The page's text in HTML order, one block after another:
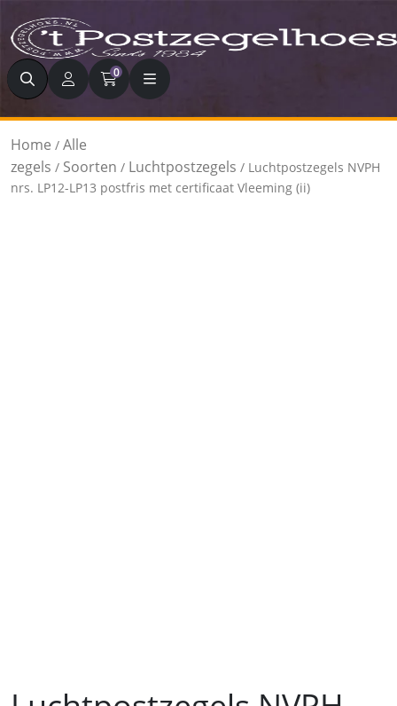
Zoeken 0
Home / Alle
zegels / Soorten / Luchtpostzegels / Luchtpostzegels NVPH
nrs. LP12-LP13 postfris met certificaat Vleeming (ii)